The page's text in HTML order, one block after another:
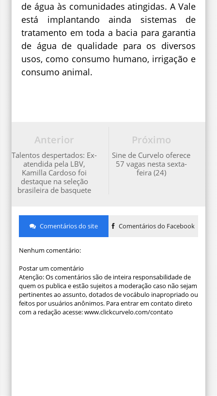
de água às comunidades atingidas. A Vale
está implantando ainda sistemas de
tratamento em toda a bacia para garantia
de água de qualidade para os diversos
usos, como consumo humano, irrigação e
consumo animal.
Próximo
Sine de Curvelo oferece
57 vagas nesta sexta-
feira (24)
Anterior
Talentos despertados: Ex-
atendida pela LBV,
Kamilla Cardoso foi
destaque na seleção
brasileira de basquete
Comentários do site Comentários do Facebook
Nenhum comentário:
Postar um comentário
Atenção: Os comentários são de inteira responsabilidade de
quem os publica e estão sujeitos a moderação caso não sejam
pertinentes ao assunto, dotados de vocábulo inapropriado ou
feitos por usuários anônimos. Para entrar em contato direto
com a redação acesse: www.clickcurvelo.com/contato